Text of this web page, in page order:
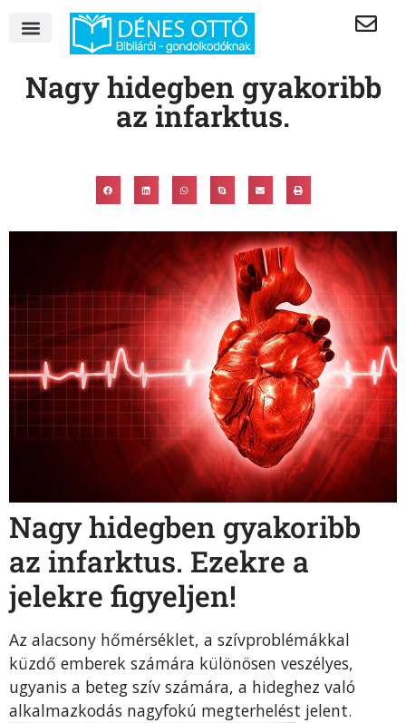
Nagy hidegben gyakoribb
az infarktus.
Nagy hidegben gyakoribb
az infarktus. Ezekre a
jelekre figyeljen!
Az alacsony hőmérséklet, a szívproblémákkal
küzdő emberek számára különösen veszélyes,
ugyanis a beteg szív számára, a hideghez való
alkalmazkodás nagyfokú megterhelést jelent.